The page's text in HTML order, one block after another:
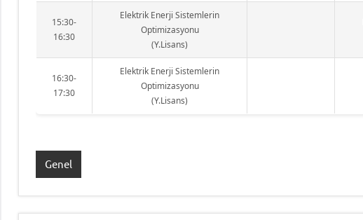
15:30-
16:30
Elektrik Enerji Sistemlerin
Optimizasyonu
(Y.Lisans)
16:30-
17:30
Elektrik Enerji Sistemlerin
Optimizasyonu
(Y.Lisans)
Genel